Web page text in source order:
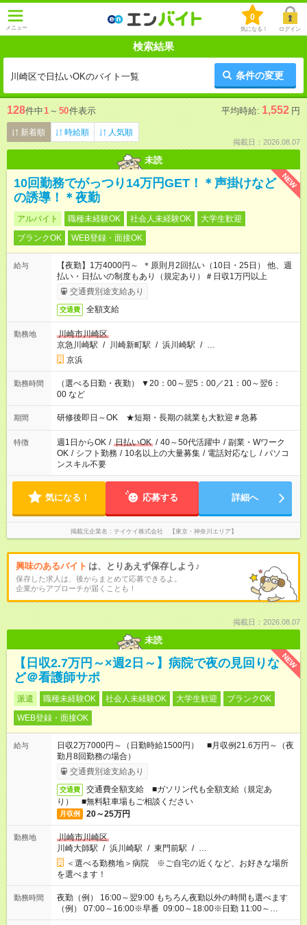
メニュー
0
気になる！ ログイン
検索結果
川崎区で日払いOKのバイト一覧 条件の変更
128件中1 ～ 50件表示 平均時給: 1,552 円
新着順 時給順 人気順
掲載日：2026.08.07
未読
NEW
10回勤務でがっつり14万円GET！＊声掛けなど
の誘導！＊夜勤
アルバイト 職種未経験OK 社会人未経験OK
大学生歓迎
ブランクOK
WEB登録・面接OK
給与
【夜勤】1万4000円～ ＊原則月2回払い（10日・25日） 他、週
払い・日払いの制度もあり（規定あり）＃日収1万円以上
交通費別途支給あり
交通費 全額支給
勤務地
川崎市川崎区
京急川崎駅 / 川崎新町駅 / 浜川崎駅 / …
京浜
勤務時間
（選べる日勤・夜勤） ▼20：00～翌5：00／21：00～翌6：
00 など
期間 研修後即日～OK ★短期・長期の就業も大歓迎＃急募
特徴 週1日からOK / 日払いOK / 40～50代活躍中 / 副業・Wワーク
OK / シフト勤務 / 10名以上の大量募集 / 電話対応なし / パソコ
ンスキル不要
気になる！ 応募する 詳細へ
掲載元企業名 テイケイ株式会社 【東京・神奈川エリア】
興味のあるバイト は、とりあえず保存しよう♪
保存した求人は、後からまとめて応募できるよ。
企業からアプローチが届くことも！
掲載日：2026.08.07
未読
NEW
【日収2.7万円～×週2日～】病院で夜の見回りな
ど＠看護師サポ
派遣 職種未経験OK 社会人未経験OK 大学生歓迎
ブランクOK
WEB登録・面接OK
給与
日収2万7000円～（日勤時給1500円） ■月収例21.6万円～（夜
勤月8回勤務の場合）
交通費別途支給あり
交通費
交通費全額支給 ■ガソリン代も全額支給（規定あ
り） ■無料駐車場もご相談ください
月収例 20～25万円
勤務地
川崎市川崎区
川崎大師駅 / 浜川崎駅 / 東門前駅 / …
＜選べる勤務地＞病院 ※ご自宅の近くなど、お好きな場所
を選べます！
勤務時間
夜勤（例） 16:00～翌9:00 もちろん夜勤以外の時間も選べます
（例） 07:00～16:00※早番 09:00～18:00※日勤 11:00～
20:00※遅番 ※時間は、固定・選べる施設もあるので、ご希望が